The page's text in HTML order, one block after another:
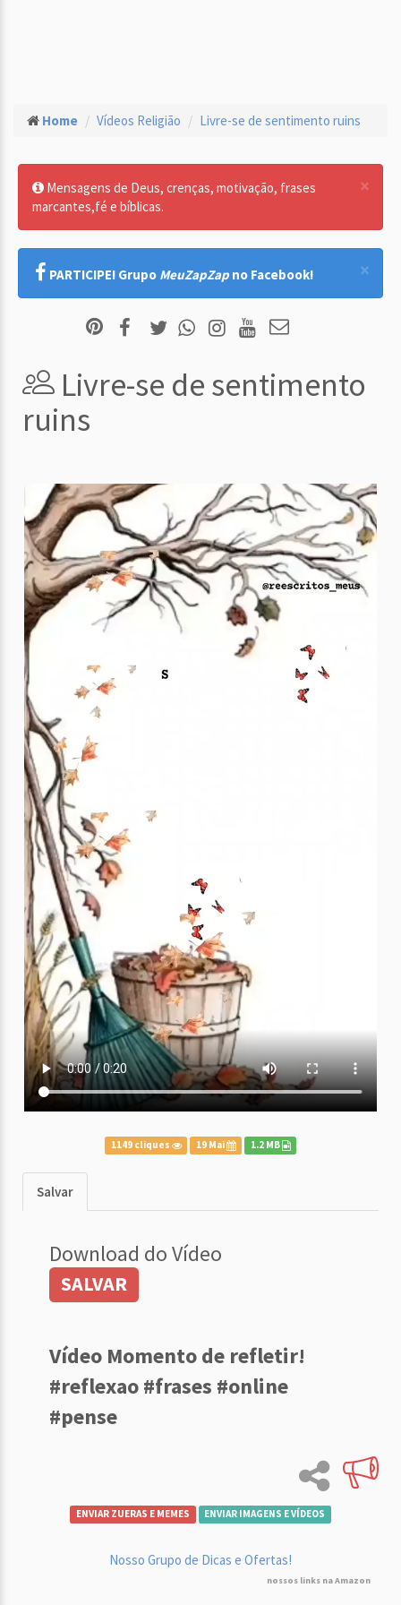
Home Vídeos Religião Livre-se de sentimento ruins
×
Mensagens de Deus, crenças, motivação, frases
marcantes,fé e bíblicas.
×
PARTICIPE! Grupo MeuZapZap no Facebook!
Livre-se de sentimento
ruins
1149 cliques 19 Mai 1.2 MB
Salvar
Download do Vídeo
SALVAR
Vídeo Momento de refletir!
#reflexao #frases #online
#pense
ENVIAR ZUERAS E MEMES ENVIAR IMAGENS E VÍDEOS
Nosso Grupo de Dicas e Ofertas!
nossos links na Amazon